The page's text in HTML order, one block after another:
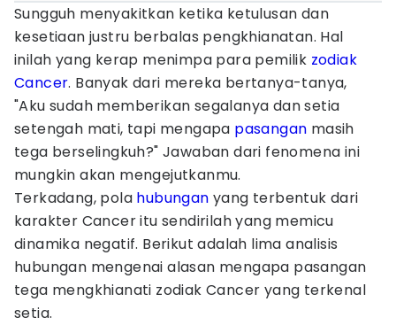
Sungguh menyakitkan ketika ketulusan dan
kesetiaan justru berbalas pengkhianatan. Hal
inilah yang kerap menimpa para pemilik zodiak
Cancer. Banyak dari mereka bertanya-tanya,
"Aku sudah memberikan segalanya dan setia
setengah mati, tapi mengapa pasangan masih
tega berselingkuh?" Jawaban dari fenomena ini
mungkin akan mengejutkanmu.
Terkadang, pola hubungan yang terbentuk dari
karakter Cancer itu sendirilah yang memicu
dinamika negatif. Berikut adalah lima analisis
hubungan mengenai alasan mengapa pasangan
tega mengkhianati zodiak Cancer yang terkenal
setia.